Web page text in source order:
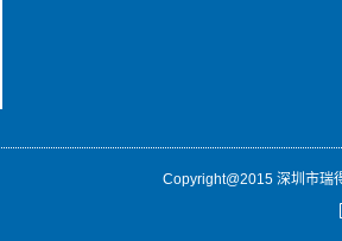
Copyright@2015 深圳市瑞